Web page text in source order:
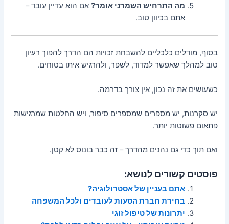
מה התרחיש השמרני אומר? אם הוא עדיין עובד –
אתם בכיוון טוב.
בסוף, מודלים כלכליים להשבחת זכויות הם הדרך להפוך רעיון
טוב למהלך שאפשר למדוד, לשפר, ולהרגיש איתו בטוחים.
כשעושים את זה נכון, אין צורך בדרמה.
יש סקרנות, יש מספרים שמספרים סיפור, ויש החלטות שמרגישות
פתאום פשוטות יותר.
ואם תוך כדי גם נהנים מהדרך – זה כבר בונוס לא קטן.
פוסטים קשורים לנושא:
אתם בעניין של אסטרולוגיה?
בחירת חברת הסעות לעובדים ולכל המשפחה
יתרונות של טיפול זוגי